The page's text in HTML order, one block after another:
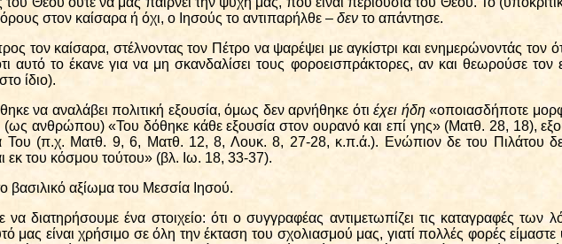
στον καίσαρα ή όχι, ο Ιησούς το αντιπαρήλθε – δεν το απάντησε.
τον καίσαρα, στέλνοντας τον Πέτρο να ψαρέψει με αγκίστρι και ενημερώνοντάς τον
αυτό το έκανε για να μη σκανδαλίσει τους φοροεισπράκτορες, αν και θεωρούσε
ίδιο).
να αναλάβει πολιτική εξουσία, όμως δεν αρνήθηκε ότιέχει ήδη«οποιασδήποτε
(ως ανθρώπου) «Του δόθηκε κάθε εξουσία στον ουρανό και επί γης» (Ματθ. 28, 18),
Του (π.χ. Ματθ. 9, 6, Ματθ. 12, 8, Λουκ. 8, 27-28, κ.π.ά.). Ενώπιον δε του Πιλάτου
εκ του κόσμου τούτου» (βλ. Ιω. 18, 33-37).
αξίωμα του Μεσσία Ιησού.
διατηρήσουμε ένα στοιχείο: ότι ο συγγραφέας αντιμετωπίζει τις καταγραφές των
μας είναι χρήσιμο σε όλη την έκταση του σχολιασμού μας, γιατί πολλές φορές